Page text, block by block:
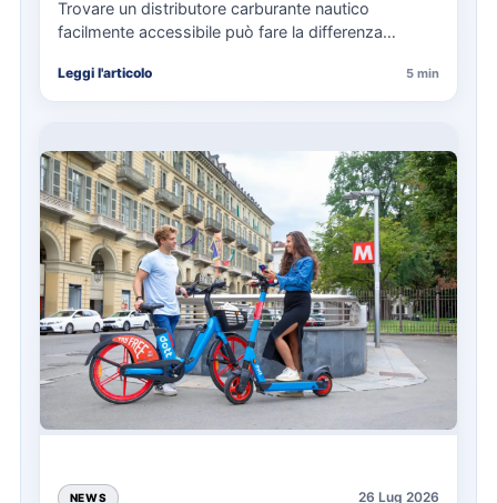
Trovare un distributore carburante nautico
facilmente accessibile può fare la differenza
soprattutto…
Leggi l'articolo 5 min
NEWS 26 Lug 2026